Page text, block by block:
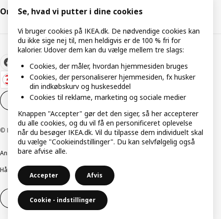
Om IKEA
Cookieindstillinger DA
© Inter IKEA Systems B.V. 1999-2026
Ansvarlig rapporteringCookiepolitik
Håndtering af persondata
Salgs- og leveringsbetingelser
Fortryd dit køb Fortryd dit køb af service
Se, hvad vi putter i dine cookies
Vi bruger cookies på IKEA.dk. De nødvendige cookies kan
du ikke sige nej til, men heldigvis er de 100 % fri for
kalorier. Udover dem kan du vælge mellem tre slags:
Cookies, der måler, hvordan hjemmesiden bruges
Cookies, der personaliserer hjemmesiden, fx husker
din indkøbskurv og huskeseddel
Cookies til reklame, marketing og sociale medier
Knappen "Accepter" gør det den siger, så her accepterer
du alle cookies, og du vil få en personificeret oplevelse
når du besøger IKEA.dk. Vil du tilpasse dem individuelt skal
du vælge "Cookieindstillinger". Du kan selvfølgelig også
bare afvise alle.
Accepter Afvis
Cookie - indstillinger